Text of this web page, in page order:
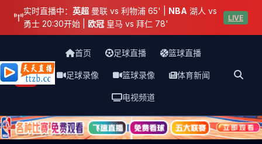
实时直播中： 英超 曼联 vs 利物浦 65' | NBA 湖人 vs
勇士 20:30开始 | 欧冠 皇马 vs 拜仁 78'
LIVE
天天直播网
首页 足球直播 篮球直播
足球录像 篮球录像 体育新闻
电视频道